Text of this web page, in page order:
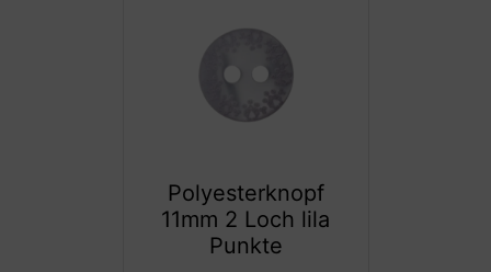
Polyesterknopf
11mm 2 Loch lila
Punkte